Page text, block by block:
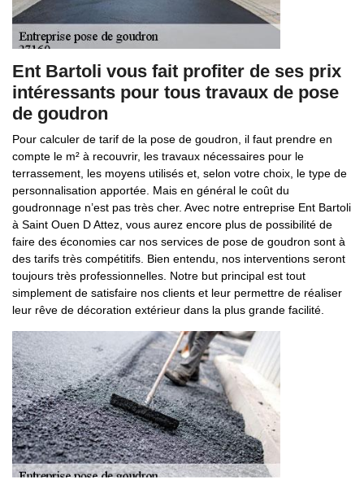
Ent Bartoli vous fait profiter de ses prix
intéressants pour tous travaux de pose
de goudron
Pour calculer de tarif de la pose de goudron, il faut prendre en
compte le m² à recouvrir, les travaux nécessaires pour le
terrassement, les moyens utilisés et, selon votre choix, le type de
personnalisation apportée. Mais en général le coût du
goudronnage n’est pas très cher. Avec notre entreprise Ent Bartoli
à Saint Ouen D Attez, vous aurez encore plus de possibilité de
faire des économies car nos services de pose de goudron sont à
des tarifs très compétitifs. Bien entendu, nos interventions seront
toujours très professionnelles. Notre but principal est tout
simplement de satisfaire nos clients et leur permettre de réaliser
leur rêve de décoration extérieur dans la plus grande facilité.